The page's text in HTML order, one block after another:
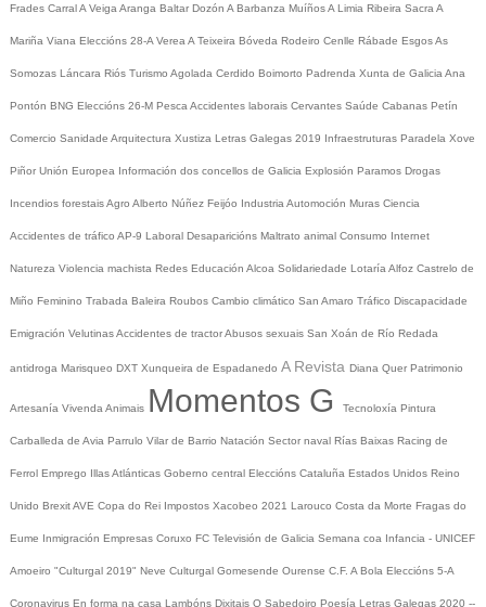
Frades CarralA Veiga Aranga Baltar Dozón A Barbanza MuíñosA Limia Ribeira Sacra A
Mariña Viana Eleccións 28-A Verea A Teixeira Bóveda Rodeiro Cenlle Rábade EsgosAs
Somozas Láncara Riós Turismo Agolada Cerdido Boimorto Padrenda Xunta de Galicia Ana
Pontón BNG Eleccións 26-M Pesca Accidentes laborais Cervantes Saúde Cabanas Petín
Comercio Sanidade Arquitectura Xustiza Letras Galegas 2019 Infraestruturas Paradela Xove
Piñor Unión Europea Información dos concellos de Galicia Explosión Paramos Drogas
Incendios forestaisAgro Alberto Núñez Feijóo Industria Automoción Muras Ciencia
Accidentes de tráfico AP-9 Laboral Desaparicións Maltrato animal Consumo Internet
Natureza Violencia machista Redes Educación Alcoa Solidariedade Lotaría Alfoz Castrelo de
Miño Feminino Trabada Baleira Roubos Cambio climático San Amaro Tráfico Discapacidade
Emigración VelutinasAccidentes de tractorAbusos sexuais San Xoán de Río Redada
antidroga Marisqueo DXT Xunqueira de Espadanedo A Revista Diana Quer Patrimonio
Artesanía Vivenda Animais Momentos G Tecnoloxía Pintura
Carballeda de Avia Parrulo Vilar de Barrio Natación Sector naval Rías Baixas Racing de
Ferrol Emprego Illas Atlánticas Goberno central Eleccións Cataluña Estados Unidos Reino
Unido BrexitAVE Copa do Rei Impostos Xacobeo 2021 Larouco Costa da Morte Fragas do
Eume Inmigración Empresas Coruxo FC Televisión de Galicia Semana coa Infancia - UNICEF
Amoeiro "Culturgal 2019" Neve Culturgal Gomesende Ourense C.F. A Bola Eleccións 5-A
Coronavirus En forma na casa Lambóns Dixitais O Sabedoiro Poesía Letras Galegas 2020 --